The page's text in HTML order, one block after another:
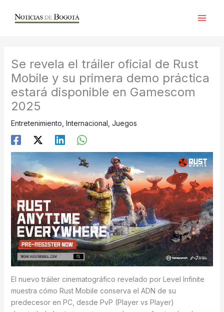
Se revela el tráiler oficial de Rust
Mobile y su primera demo práctica
estará disponible en Gamescom
2025
Entretenimiento Internacional Juegos
El nuevo tráiler cinematográfico revelado por Level Infinite
muestra cómo Rust Mobile conserva el ADN de su
predecesor en PC, desde PvP (Player vs Player)